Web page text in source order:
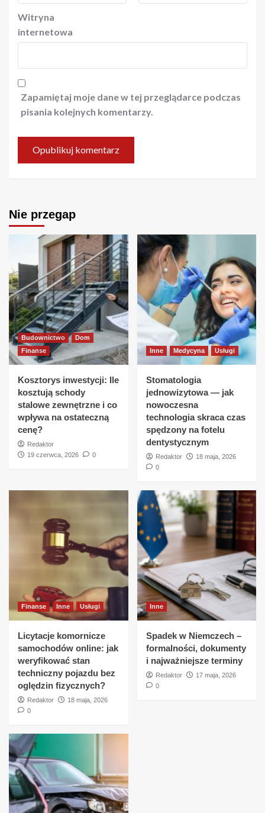
Witryna
internetowa
Zapamiętaj moje dane w tej przeglądarce podczas
pisania kolejnych komentarzy.
Nie przegap
Budownictwo
Dom
Finanse
Kosztorys inwestycji: Ile
kosztują schody
stalowe zewnętrzne i co
wpływa na ostateczną
cenę?
Redaktor
19 czerwca, 2026
0
Inne Medycyna Usługi
Stomatologia
jednowizytowa — jak
nowoczesna
technologia skraca czas
spędzony na fotelu
dentystycznym
Redaktor
18 maja, 2026
0
Finanse Inne Usługi
Licytacje komornicze
samochodów online: jak
weryfikować stan
techniczny pojazdu bez
oględzin fizycznych?
Redaktor
18 maja, 2026
0
Inne
Spadek w Niemczech –
formalności, dokumenty
i najważniejsze terminy
Redaktor
17 maja, 2026
0